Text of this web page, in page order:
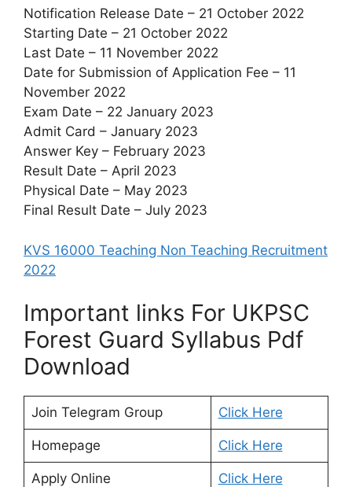
Notification Release Date – 21 October 2022
Starting Date – 21 October 2022
Last Date – 11 November 2022
Date for Submission of Application Fee – 11
November 2022
Exam Date – 22 January 2023
Admit Card – January 2023
Answer Key – February 2023
Result Date – April 2023
Physical Date – May 2023
Final Result Date – July 2023
KVS 16000 Teaching Non Teaching Recruitment
2022
Important links For UKPSC
Forest Guard Syllabus Pdf
Download
Join Telegram Group Click Here
Homepage Click Here
Apply Online Click Here